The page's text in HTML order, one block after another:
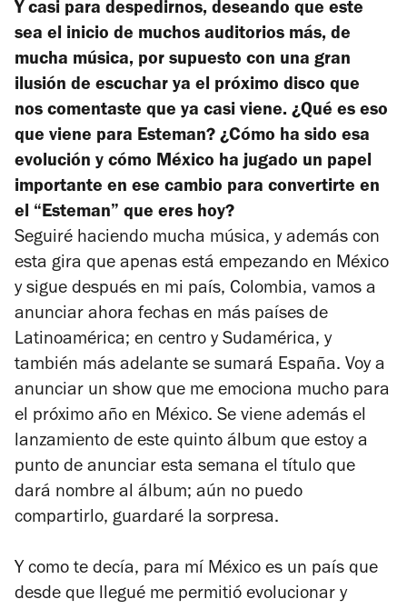
Y casi para despedirnos, deseando que este
sea el inicio de muchos auditorios más, de
mucha música, por supuesto con una gran
ilusión de escuchar ya el próximo disco que
nos comentaste que ya casi viene. ¿Qué es eso
que viene para Esteman? ¿Cómo ha sido esa
evolución y cómo México ha jugado un papel
importante en ese cambio para convertirte en
el “Esteman” que eres hoy?
Seguiré haciendo mucha música, y además con
esta gira que apenas está empezando en México
y sigue después en mi país, Colombia, vamos a
anunciar ahora fechas en más países de
Latinoamérica; en centro y Sudamérica, y
también más adelante se sumará España. Voy a
anunciar un show que me emociona mucho para
el próximo año en México. Se viene además el
lanzamiento de este quinto álbum que estoy a
punto de anunciar esta semana el título que
dará nombre al álbum; aún no puedo
compartirlo, guardaré la sorpresa.
Y como te decía, para mí México es un país que
desde que llegué me permitió evolucionar y